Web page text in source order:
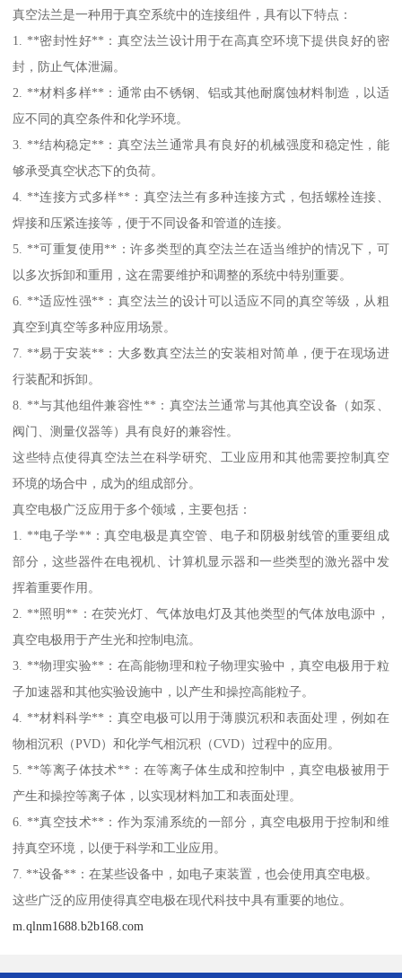
真空法兰是一种用于真空系统中的连接组件，具有以下特点：
1. **密封性好**：真空法兰设计用于在高真空环境下提供良好的密
封，防止气体泄漏。
2. **材料多样**：通常由不锈钢、铝或其他耐腐蚀材料制造，以适
应不同的真空条件和化学环境。
3. **结构稳定**：真空法兰通常具有良好的机械强度和稳定性，能
够承受真空状态下的负荷。
4. **连接方式多样**：真空法兰有多种连接方式，包括螺栓连接、
焊接和压紧连接等，便于不同设备和管道的连接。
5. **可重复使用**：许多类型的真空法兰在适当维护的情况下，可
以多次拆卸和重用，这在需要维护和调整的系统中特别重要。
6. **适应性强**：真空法兰的设计可以适应不同的真空等级，从粗
真空到真空等多种应用场景。
7. **易于安装**：大多数真空法兰的安装相对简单，便于在现场进
行装配和拆卸。
8. **与其他组件兼容性**：真空法兰通常与其他真空设备（如泵、
阀门、测量仪器等）具有良好的兼容性。
这些特点使得真空法兰在科学研究、工业应用和其他需要控制真空
环境的场合中，成为的组成部分。
真空电极广泛应用于多个领域，主要包括：
1. **电子学**：真空电极是真空管、电子和阴极射线管的重要组成
部分，这些器件在电视机、计算机显示器和一些类型的激光器中发
挥着重要作用。
2. **照明**：在荧光灯、气体放电灯及其他类型的气体放电源中，
真空电极用于产生光和控制电流。
3. **物理实验**：在高能物理和粒子物理实验中，真空电极用于粒
子加速器和其他实验设施中，以产生和操控高能粒子。
4. **材料科学**：真空电极可以用于薄膜沉积和表面处理，例如在
物相沉积（PVD）和化学气相沉积（CVD）过程中的应用。
5. **等离子体技术**：在等离子体生成和控制中，真空电极被用于
产生和操控等离子体，以实现材料加工和表面处理。
6. **真空技术**：作为泵浦系统的一部分，真空电极用于控制和维
持真空环境，以便于科学和工业应用。
7. **设备**：在某些设备中，如电子束装置，也会使用真空电极。
这些广泛的应用使得真空电极在现代科技中具有重要的地位。
m.qlnm1688.b2b168.com